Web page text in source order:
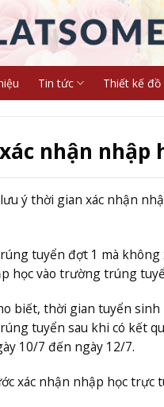
Tin tức Thiết kế đồ
nhận nhập
ý thời gian xác nhận
tuyển đợt 1 mà
học vào trường trúng
biết, thời gian tuyển
tuyển sau khi có kết
10/7 đến ngày 12/7.
xác nhận nhập học